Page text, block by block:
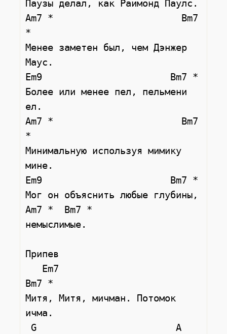
Паузы делал, как Раймонд Паулс.
Am7 *                       Bm7
*
Менее заметен был, чем Дэнжер
Маус.
Em9                       Bm7 *
Более или менее пел, пельмени
ел.
Am7 *                       Bm7
*
Минимальную используя мимику
мине.
Em9                       Bm7 *
Мог он объяснить любые глубины,
Am7 *  Bm7 *
немыслимые.
Припев
Bm7 *
Митя, Митя, мичман. Потомок
ичма.